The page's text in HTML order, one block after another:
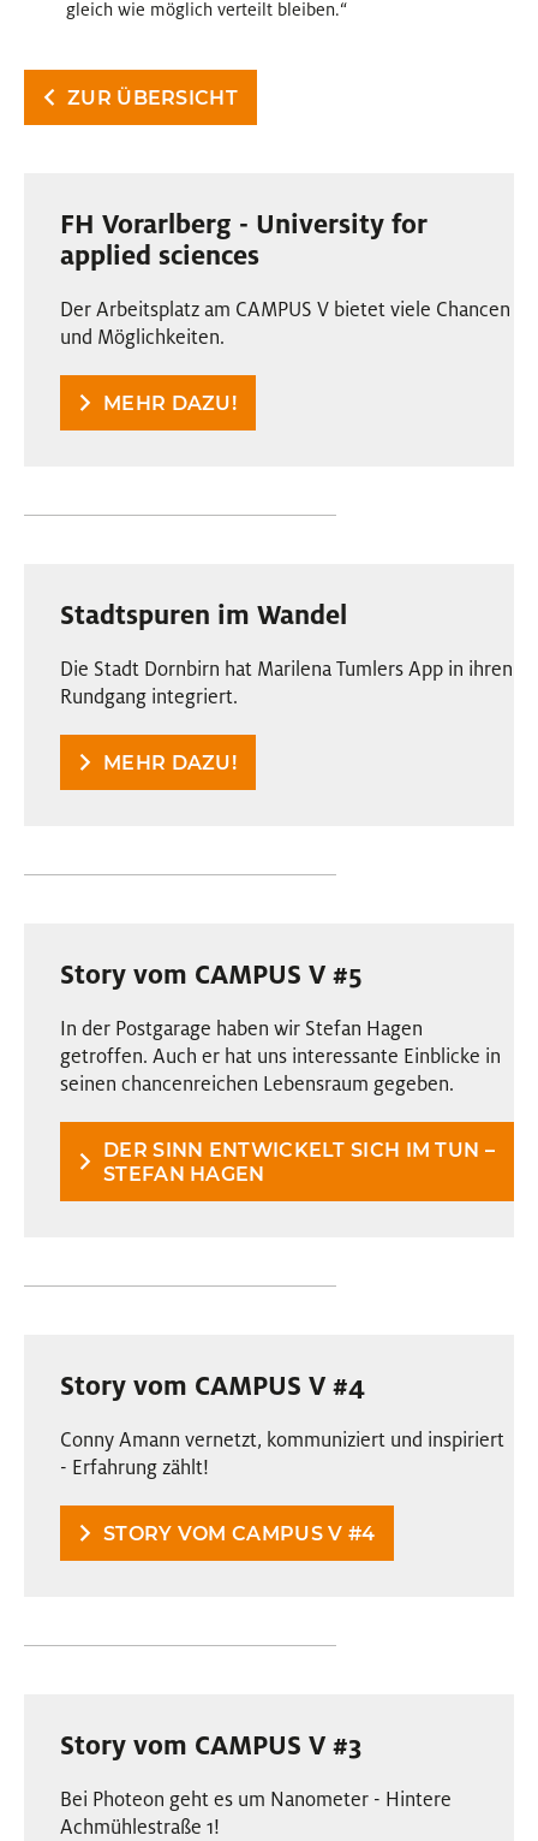
gleich wie möglich verteilt bleiben.“
ZUR ÜBERSICHT
FH Vorarlberg - University for
applied sciences
Der Arbeitsplatz am CAMPUS V bietet viele Chancen
und Möglichkeiten.
MEHR DAZU!
Stadtspuren im Wandel
Die Stadt Dornbirn hat Marilena Tumlers App in ihren
Rundgang integriert.
MEHR DAZU!
Story vom CAMPUS V #5
In der Postgarage haben wir Stefan Hagen
getroffen. Auch er hat uns interessante Einblicke in
seinen chancenreichen Lebensraum gegeben.
DER SINN ENTWICKELT SICH IM TUN –
STEFAN HAGEN
Story vom CAMPUS V #4
Conny Amann vernetzt, kommuniziert und inspiriert
- Erfahrung zählt!
STORY VOM CAMPUS V #4
Story vom CAMPUS V #3
Bei Photeon geht es um Nanometer - Hintere
Achmühlestraße 1!